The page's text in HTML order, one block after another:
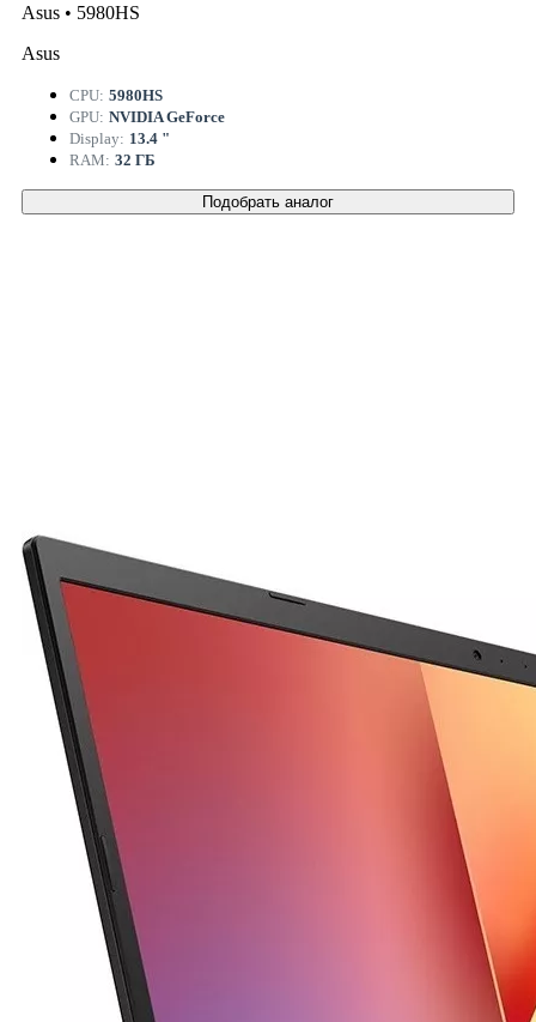
Asus • 5980HS
Asus
CPU: 5980HS
GPU: NVIDIA GeForce
Display: 13.4 "
RAM: 32 ГБ
Подобрать аналог